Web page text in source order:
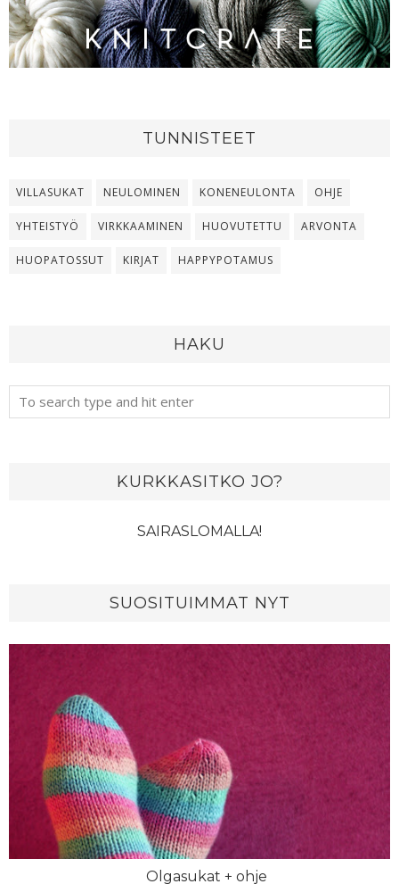
TUNNISTEET
VILLASUKAT NEULOMINEN KONENEULONTA OHJE
YHTEISTYÖ VIRKKAAMINEN HUOVUTETTU ARVONTA
HUOPATOSSUT KIRJAT HAPPYPOTAMUS
HAKU
KURKKASITKO JO?
SAIRASLOMALLA!
SUOSITUIMMAT NYT
Olgasukat + ohje